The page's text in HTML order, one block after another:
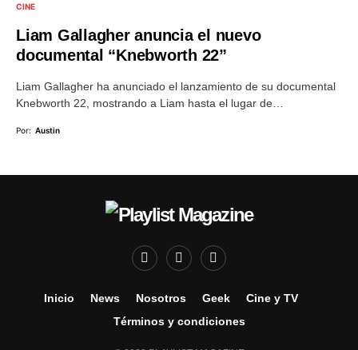
CINE
Liam Gallagher anuncia el nuevo
documental “Knebworth 22”
Liam Gallagher ha anunciado el lanzamiento de su documental
Knebworth 22, mostrando a Liam hasta el lugar de…
Por: Austin
Inicio News Nosotros Geek
Cine y TV
Términos y condiciones